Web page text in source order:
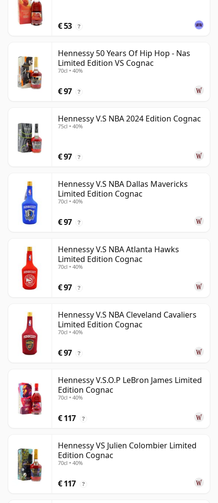
€ 53 ?
Hennessy 50 Years Of Hip Hop - Nas
Limited Edition VS Cognac
70cl • 40%
€ 97 ?
Hennessy V.S NBA 2024 Edition Cognac
75cl • 40%
€ 97 ?
Hennessy V.S NBA Dallas Mavericks
Limited Edition Cognac
70cl • 40%
€ 97 ?
Hennessy V.S NBA Atlanta Hawks
Limited Edition Cognac
70cl • 40%
€ 97 ?
Hennessy V.S NBA Cleveland Cavaliers
Limited Edition Cognac
70cl • 40%
€ 97 ?
Hennessy V.S.O.P LeBron James Limited
Edition Cognac
70cl • 40%
€ 117 ?
Hennessy VS Julien Colombier Limited
Edition Cognac
70cl • 40%
€ 117 ?